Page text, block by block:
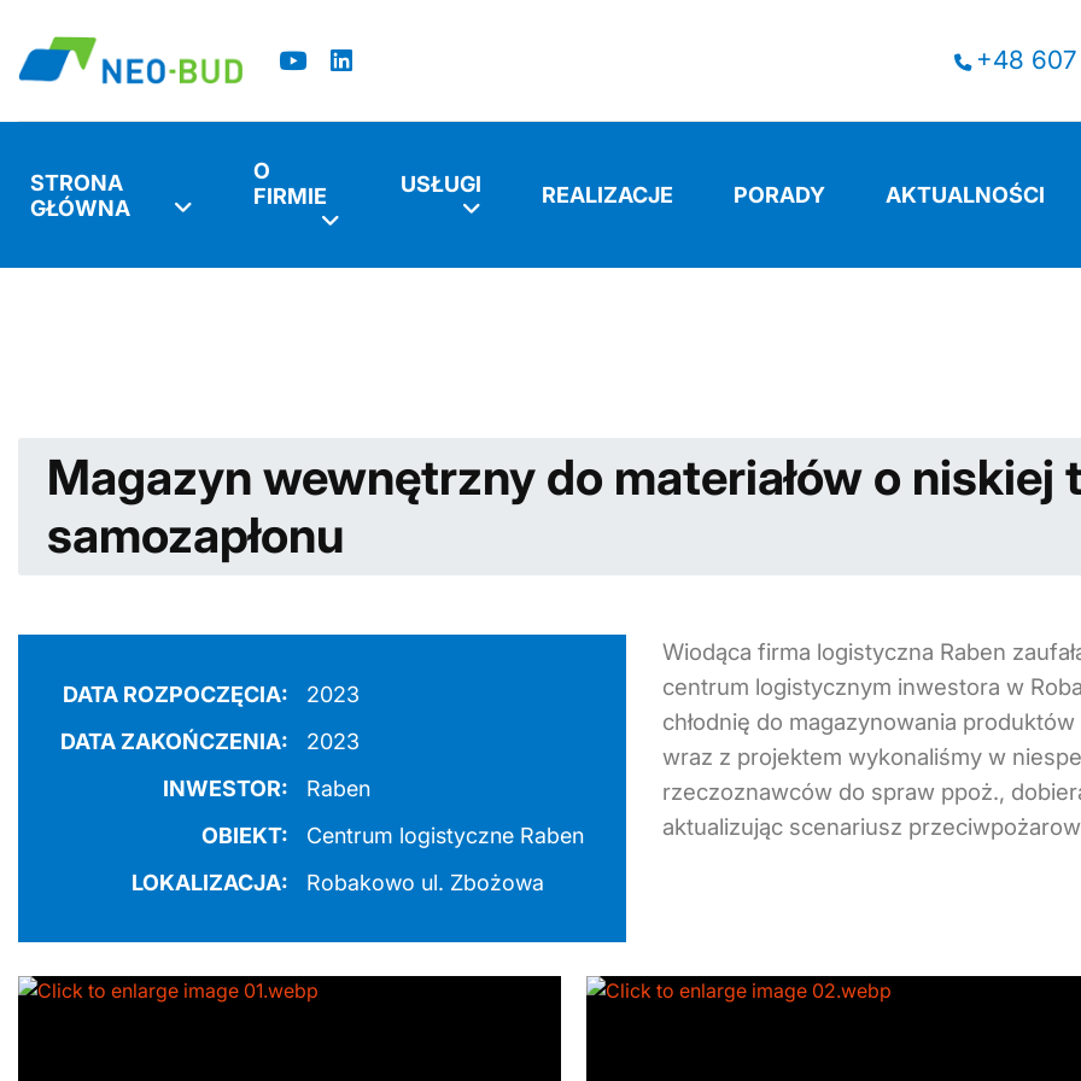
+48
STRONA
GŁÓWNA
O
FIRMIE
USŁUGI REALIZACJE PORADY AKTUALNOŚCI
Magazyn wewnętrzny do materiałów o niskiej
samozapłonu
DATA ROZPOCZĘCIA:
2023
DATA ZAKOŃCZENIA:
2023
INWESTOR:
Raben
OBIEKT:
Centrum logistyczne Raben
LOKALIZACJA:
Robakowo ul. Zbożowa
Wiodąca firma logistyczna Raben
centrum logistycznym inwestora w
chłodnię do magazynowania
wraz z projektem wykonaliśmy w
rzeczoznawców do spraw ppoż.,
aktualizując scenariusz